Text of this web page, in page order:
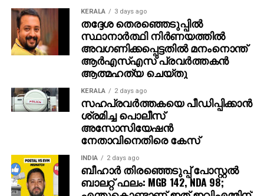
KERALA 3 days ago
തദ്ദേശ തെരഞ്ഞെടുപ്പില്‍
സ്ഥാനാര്‍ത്ഥി നിര്‍ണയത്തില്‍
അവഗണിക്കപ്പെട്ടതില്‍ മനംനൊന്ത്
ആര്‍എസ്എസ് പ്രവര്‍ത്തകന്‍
ആത്മഹത്യ ചെയ്തു
KERALA 2 days ago
സഹപ്രവര്‍ത്തകയെ പീഡിപ്പിക്കാന്‍
ശ്രമിച്ച പൊലീസ്
അസോസിയേഷന്‍
നേതാവിനെതിരെ കേസ്
INDIA 2 days ago
ബീഹാർ തിരഞ്ഞെടുപ്പ് പോസ്റ്റൽ
ബാലറ്റ് ഫലം: MGB 142, NDA 98;